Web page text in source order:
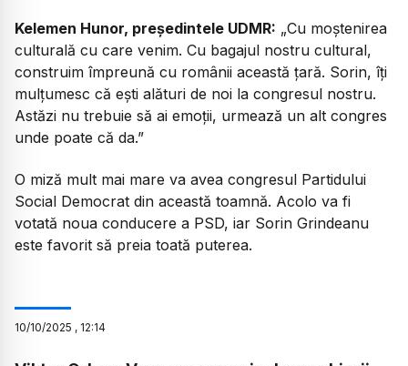
Kelemen Hunor, președintele UDMR: „Cu moștenirea
culturală cu care venim. Cu bagajul nostru cultural,
construim împreună cu românii această ţară. Sorin, îţi
mulţumesc că eşti alături de noi la congresul nostru.
Astăzi nu trebuie să ai emoţii, urmează un alt congres
unde poate că da.”
O miză mult mai mare va avea congresul Partidului
Social Democrat din această toamnă. Acolo va fi
votată noua conducere a PSD, iar Sorin Grindeanu
este favorit să preia toată puterea.
10/10/2025 , 12:14